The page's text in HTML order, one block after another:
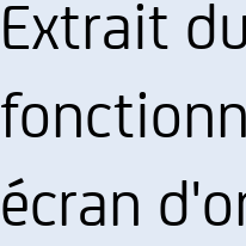
Extrait
écran